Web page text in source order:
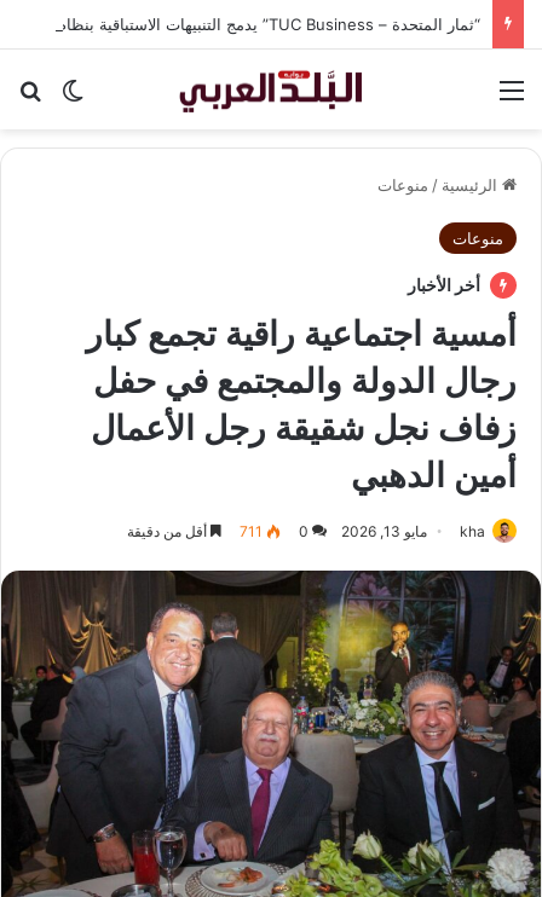
الوضع
الرئيسية / منوعات
منوعات
أخر الأخبار
أمسية اجتماعية راقية تجمع كبار
رجال الدولة والمجتمع في حفل
زفاف نجل شقيقة رجل الأعمال
أمين الدهبي
kha مايو 13, 2026 0
711 أقل من دقيقة